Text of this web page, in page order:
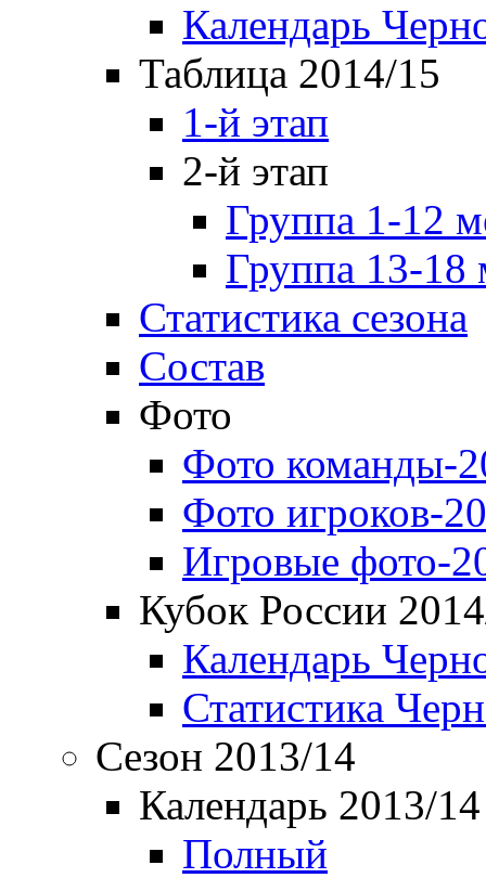
Календарь
Таблица 2014/15
1-й этап
2-й этап
Группа 1-12
Группа 13-18
Статистика сезона
Состав
Фото
Фото команды-
Фото игроков-
Игровые фото-
Кубок России
Календарь
Статистика
Сезон 2013/14
Календарь 2013/14
Полный